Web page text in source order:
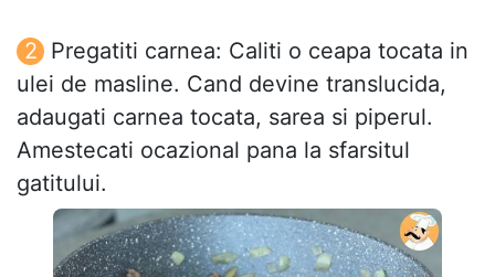
Pregatiti carnea: Caliti o ceapa tocata in
ulei de masline. Cand devine translucida,
adaugati carnea tocata, sarea si piperul.
Amestecati ocazional pana la sfarsitul
gatitului.